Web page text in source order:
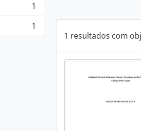
1
1
1 resultados com